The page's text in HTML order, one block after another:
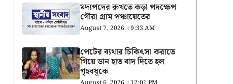
মদ্যপদের রুখতে কড়া পদক্ষেপ
গৌরা গ্রাম পঞ্চায়েতের
August 7, 2026 । 9:33 AM
পেটের ব্যথার চিকিৎসা করাতে
গিয়ে ডান হাত বাদ দিতে হল
গৃহবধূকে